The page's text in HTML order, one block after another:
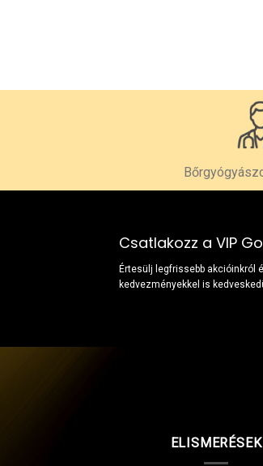
Csatlakozz a VIP
Értesülj legfrissebb akcióinkról
kedvezményekkel is
ELISMERÉSEK